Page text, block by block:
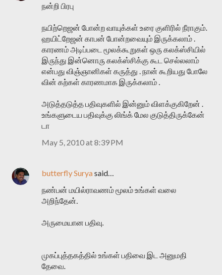
நன்றி பிரபு
நயிற்றெஜன் போன்ற வாயுக்கள் உரை குளிரில் நீராகும்.
ஹயிட்றேஜன் காபன் போன்றவையும் இருக்கலாம் .
காரணம் அடிப்படை மூலக்கூறுகள் ஒரு கலக்ஸ்சியில்
இருந்து இன்னொரு கலக்ஸ்சிக்கு கூட செல்லலாம்
என்பது விஞ்ஞானிகள் கருத்து . நான் கூறியது போலே
வின் கற்கள் காரணமாக இருக்கலாம் .
அடுத்தடுத்த பதிவுகளில் இன்னும் விளக்குகிறேன் .
உங்களுடைய பதிவுக்கு லிங்க் மேல குடுத்திருக்கேன்
டா
May 5, 2010 at 8:39 PM
butterfly Suryasaid…
நண்பன் மயில்ராவணம் மூலம் உங்கள் வலை
அறிந்தேன்.
அருமையான பதிவு.
முகப்புத்தகத்தில் உங்கள் பதிவை இட அனுமதி
தேவை.